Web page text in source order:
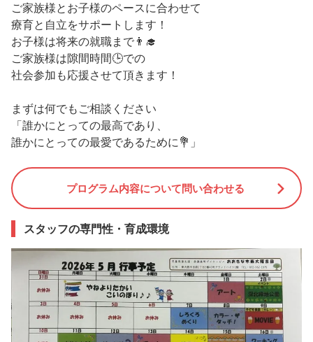
ご家族様とお子様のペースに合わせて
療育と自立をサポートします！
お子様は将来の就職まで👨‍🎓
ご家族様は隙間時間🕒での
社会参加も応援させて頂きます！
まずは何でもご相談ください
「誰かにとっての最高であり、
誰かにとっての最愛であるために💐」
プログラム内容について問い合わせる
スタッフの専門性・育成環境